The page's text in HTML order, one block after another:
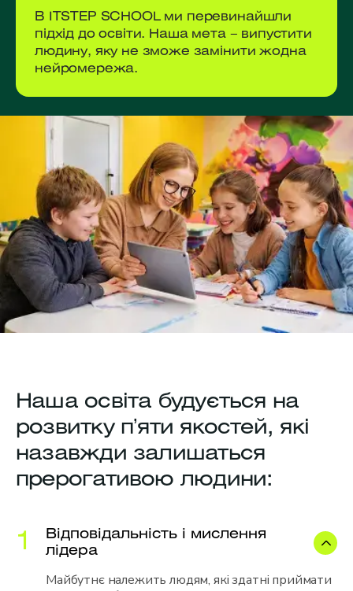
В ІТSTEP SCHOOL ми перевинайшли
підхід до освіти. Наша мета – випустити
людину, яку не зможе замінити жодна
нейромережа.
Наша освіта будується на
розвитку пʼяти якостей, які
назавжди залишаться
прерогативою людини:
1
Відповідальність і мислення
лідера
Майбутнє належить людям, які здатні приймати